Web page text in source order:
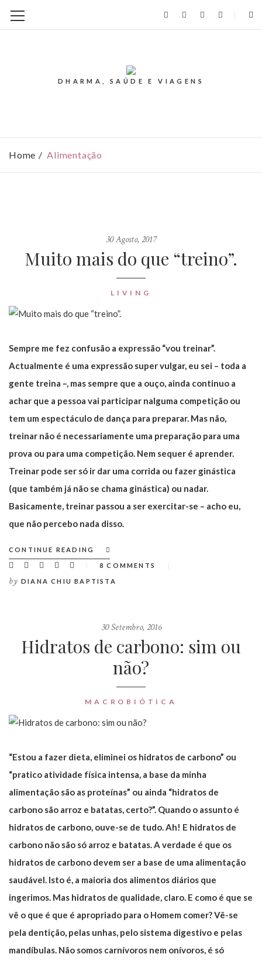
DHARMA, SAÚDE E VIAGENS
Home Alimentação
30 Agosto, 2017
Muito mais do que “treino”.
LIVING
Sempre me fez confusão a expressão “vou treinar”.
Actualmente é uma expressão super vulgar, eu sei – toda a
gente treina –, mas sempre que a ouço, ainda continuo a
achar que a pessoa vai participar nalguma competição ou
tem um espectáculo de dança para preparar. Mas não,
treinar não é necessariamente uma preparação para uma
prova ou para uma competição. Nem sequer é aprender.
Treinar pode ser só ir dar uma corrida ou fazer ginástica
(que também já não se chama ginástica) ou nadar.
Basicamente, treinar passou a ser exercitar-se – acho eu,
que não percebo nada disso.
CONTINUE READING
8 COMMENTS
by DIANA CHIU BAPTISTA
30 Setembro, 2016
Hidratos de carbono: sim ou
não?
MACROBIÓTICA
“Estou a fazer dieta, eliminei os hidratos de carbono” ou
“pratico atividade física intensa, a base da minha
alimentação são as proteínas” ou ainda “hidratos de
carbono são arroz e batatas, certo?”. Quando o assunto é
hidratos de carbono, ouve-se de tudo. Ah! E hidratos de
carbono não são só arroz e batatas. A verdade é que os
hidratos de carbono devem ser a base de uma alimentação
saudável. Isto é, a maioria dos alimentos diários que
ingerimos. Mas hidratos de qualidade, claro. E como é que se
vê o que é que é apropriado para o Homem comer? Vê-se
pela dentição, pelas unhas, pelo sistema digestivo e pelas
mandíbulas. Não somos carnívoros nem onívoros, é só